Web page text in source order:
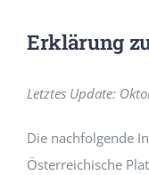
Erklärung
Letztes Update:
Die nachfolgende
Österreichische